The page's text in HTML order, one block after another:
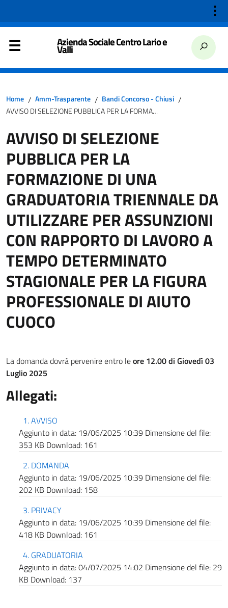
⋮
Azienda Sociale Centro Lario e
Valli
Home / Amm-Trasparente / Bandi Concorso - Chiusi /
AVVISO DI SELEZIONE PUBBLICA PER LA FORMAZIONE DI UNA GRADUATORIA TRIENNALE DA UTILIZZARE PER ASSUNZIONI CON RAPPORTO DI LAVORO A TEMPO DETERMINATO STAGIONALE PER LA FIGURA PROFESSIONALE DI AIUTO CUOCO
AVVISO DI SELEZIONE
PUBBLICA PER LA
FORMAZIONE DI UNA
GRADUATORIA TRIENNALE DA
UTILIZZARE PER ASSUNZIONI
CON RAPPORTO DI LAVORO A
TEMPO DETERMINATO
STAGIONALE PER LA FIGURA
PROFESSIONALE DI AIUTO
CUOCO
La domanda dovrà pervenire entro leore 12.00 di Giovedì 03
Luglio 2025
Allegati:
1. AVVISO
Aggiunto in data: 19/06/2025 10:39 Dimensione del file:
353 KB Download: 161
2. DOMANDA
Aggiunto in data: 19/06/2025 10:39 Dimensione del file:
202 KB Download: 158
3. PRIVACY
Aggiunto in data: 19/06/2025 10:39 Dimensione del file:
418 KB Download: 161
4. GRADUATORIA
Aggiunto in data:04/07/2025 14:02 Dimensione del file: 29
KB Download: 137